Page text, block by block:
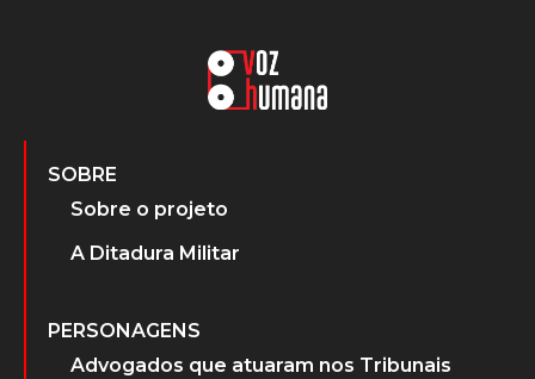
SOBRE
Sobre o projeto
A Ditadura Militar
PERSONAGENS
Advogados que atuaram nos Tribunais